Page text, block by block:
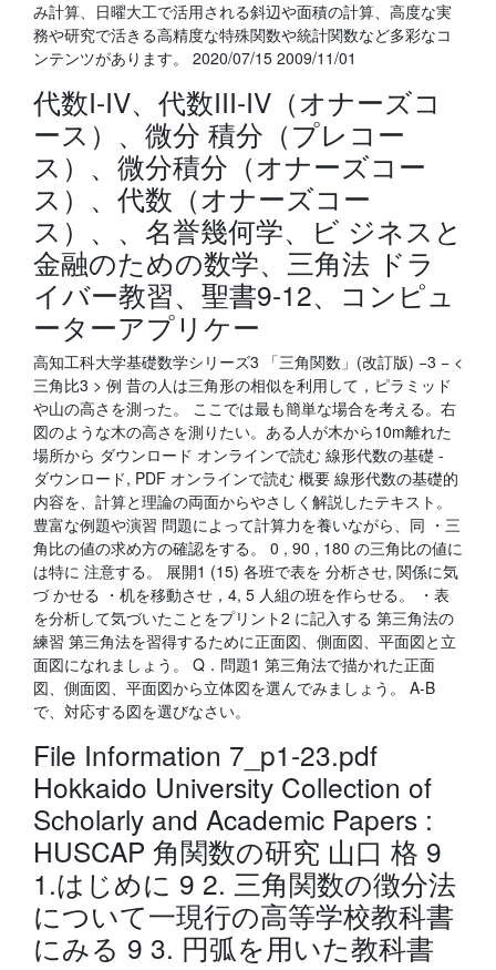
み計算、日曜大工で活用される斜辺や面積の計算、高度な実
務や研究で活きる高精度な特殊関数や統計関数など多彩なコ
ンテンツがあります。 2020/07/15 2009/11/01
代数I-IV、代数III-IV（オナーズコ
ース）、微分 積分（プレコー
ス）、微分積分（オナーズコー
ス）、代数（オナーズコー
ス）、、名誉幾何学、ビ ジネスと
金融のための数学、三角法 ドラ
イバー教習、聖書9-12、コンピュ
ーターアプリケー
高知工科大学基礎数学シリーズ3 「三角関数」(改訂版) −3 − <
三角比3 > 例 昔の人は三角形の相似を利用して，ピラミッド
や山の高さを測った。 ここでは最も簡単な場合を考える。右
図のような木の高さを測りたい。ある人が木から10m離れた
場所から ダウンロード オンラインで読む 線形代数の基礎 -
ダウンロード, PDF オンラインで読む 概要 線形代数の基礎的
内容を、計算と理論の両面からやさしく解説したテキスト。
豊富な例題や演習 問題によって計算力を養いながら、同 ・三
角比の値の求め方の確認をする。 0 , 90 , 180 の三角比の値に
は特に 注意する。 展開1 (15) 各班で表を 分析させ, 関係に気
づ かせる ・机を移動させ，4, 5 人組の班を作らせる。 ・表
を分析して気づいたことをプリント2 に記入する 第三角法の
練習 第三角法を習得するために正面図、側面図、平面図と立
面図になれましょう。 Q．問題1 第三角法で描かれた正面
図、側面図、平面図から立体図を選んでみましょう。 A-B
で、対応する図を選びなさい。
File Information 7_p1-23.pdf
Hokkaido University Collection of
Scholarly and Academic Papers :
HUSCAP 角関数の研究 山口 格 9
1.はじめに 9 2. 三角関数の徴分法
について一現行の高等学校教科書
にみる 9 3. 円弧を用いた教科書